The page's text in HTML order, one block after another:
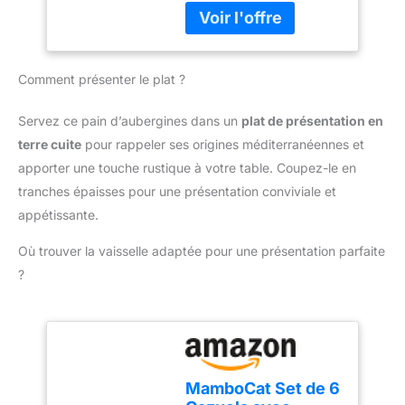
pourcent d'énergie en
moins pour sa
fabrication aluminium
Produit recyclable avec
revêtement antiadhésif
sûr (pas de pfoa, pas de
plomb, pas de cadmium)
réglementation en
vigueur sur le contact
addition intentionnelle de
plomb et cadmium dans
les revêtements. Pas de
migration à une
concentration de 0, 005
aux chocs thermiques :
de -40° jusqu'à 300° +
Vous pouvez déposer
votre plat au congélateur,
four, lave-vaisselle ainsi
qu'au micro-onde
Matériau hygiénique
cm - Contenance : 1.5 L
Comment présenter le plat ?
Servez ce pain d’aubergines dans un plat de présentation en
terre cuite pour rappeler ses origines méditerranéennes et
apporter une touche rustique à votre table. Coupez-le en
tranches épaisses pour une présentation conviviale et
appétissante.
Où trouver la vaisselle adaptée pour une présentation parfaite
?
MamboCat Set de 6